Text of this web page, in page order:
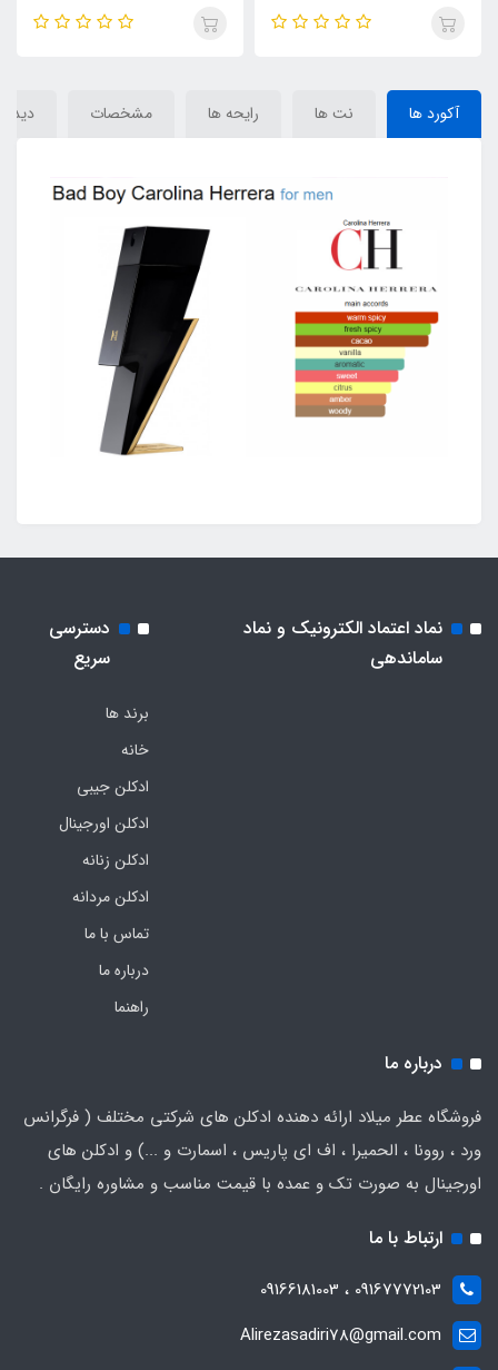
guy) bad boy)
LAD ) Carolina Herrera
آکورد ها نت ها رایحه ها مشخصات
نماد اعتماد الکترونیک و نماد
ساماندهی
دسترسی
سریع
برند ها
خانه
ادکلن جیبی
ادکلن اورجینال
ادکلن زنانه
ادکلن مردانه
تماس با ما
درباره ما
راهنما
درباره ما
فروشگاه عطر میلاد ارائه دهنده ادکلن های شرکتی مختلف ( فرگرانس
ورد ، روونا ، الحمیرا ، اف ای پاریس ، اسمارت و ...) و ادکلن های
اورجینال به صورت تک و عمده با قیمت مناسب و مشاوره رایگان .
ارتباط با ما
09167772103 ، 09166181003
Alirezasadiri78@gmail.com